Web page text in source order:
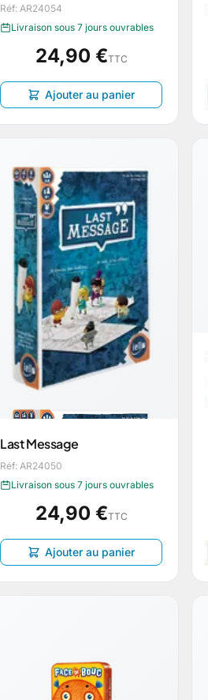
Réf: AR24054
Livraison sous 7 jours ouvrables
24,90 €TTC
Ajouter au panier
Last Message
Réf: AR24050
Livraison sous 7 jours ouvrables
24,90 €TTC
Ajouter au panier